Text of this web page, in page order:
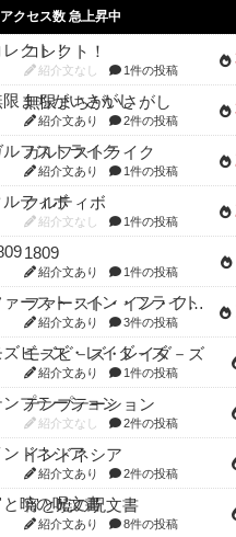
アクセス数 急上昇中
コレクト！
紹介文なし 1件の投稿
無限まちがいさがし
紹介文あり 2件の投稿
ガルフストライク
紹介文あり 1件の投稿
クルティボ
紹介文なし 1件の投稿
1809
紹介文あり 1件の投稿
ファースト・イン・フライト
紹介文あり 3件の投稿
モズビ－ズ・レイダ－ズ
紹介文あり 1件の投稿
テンプテーション
紹介文なし 2件の投稿
インドネシア
紹介文あり 2件の投稿
宵と暁の呪文書
紹介文あり 8件の投稿